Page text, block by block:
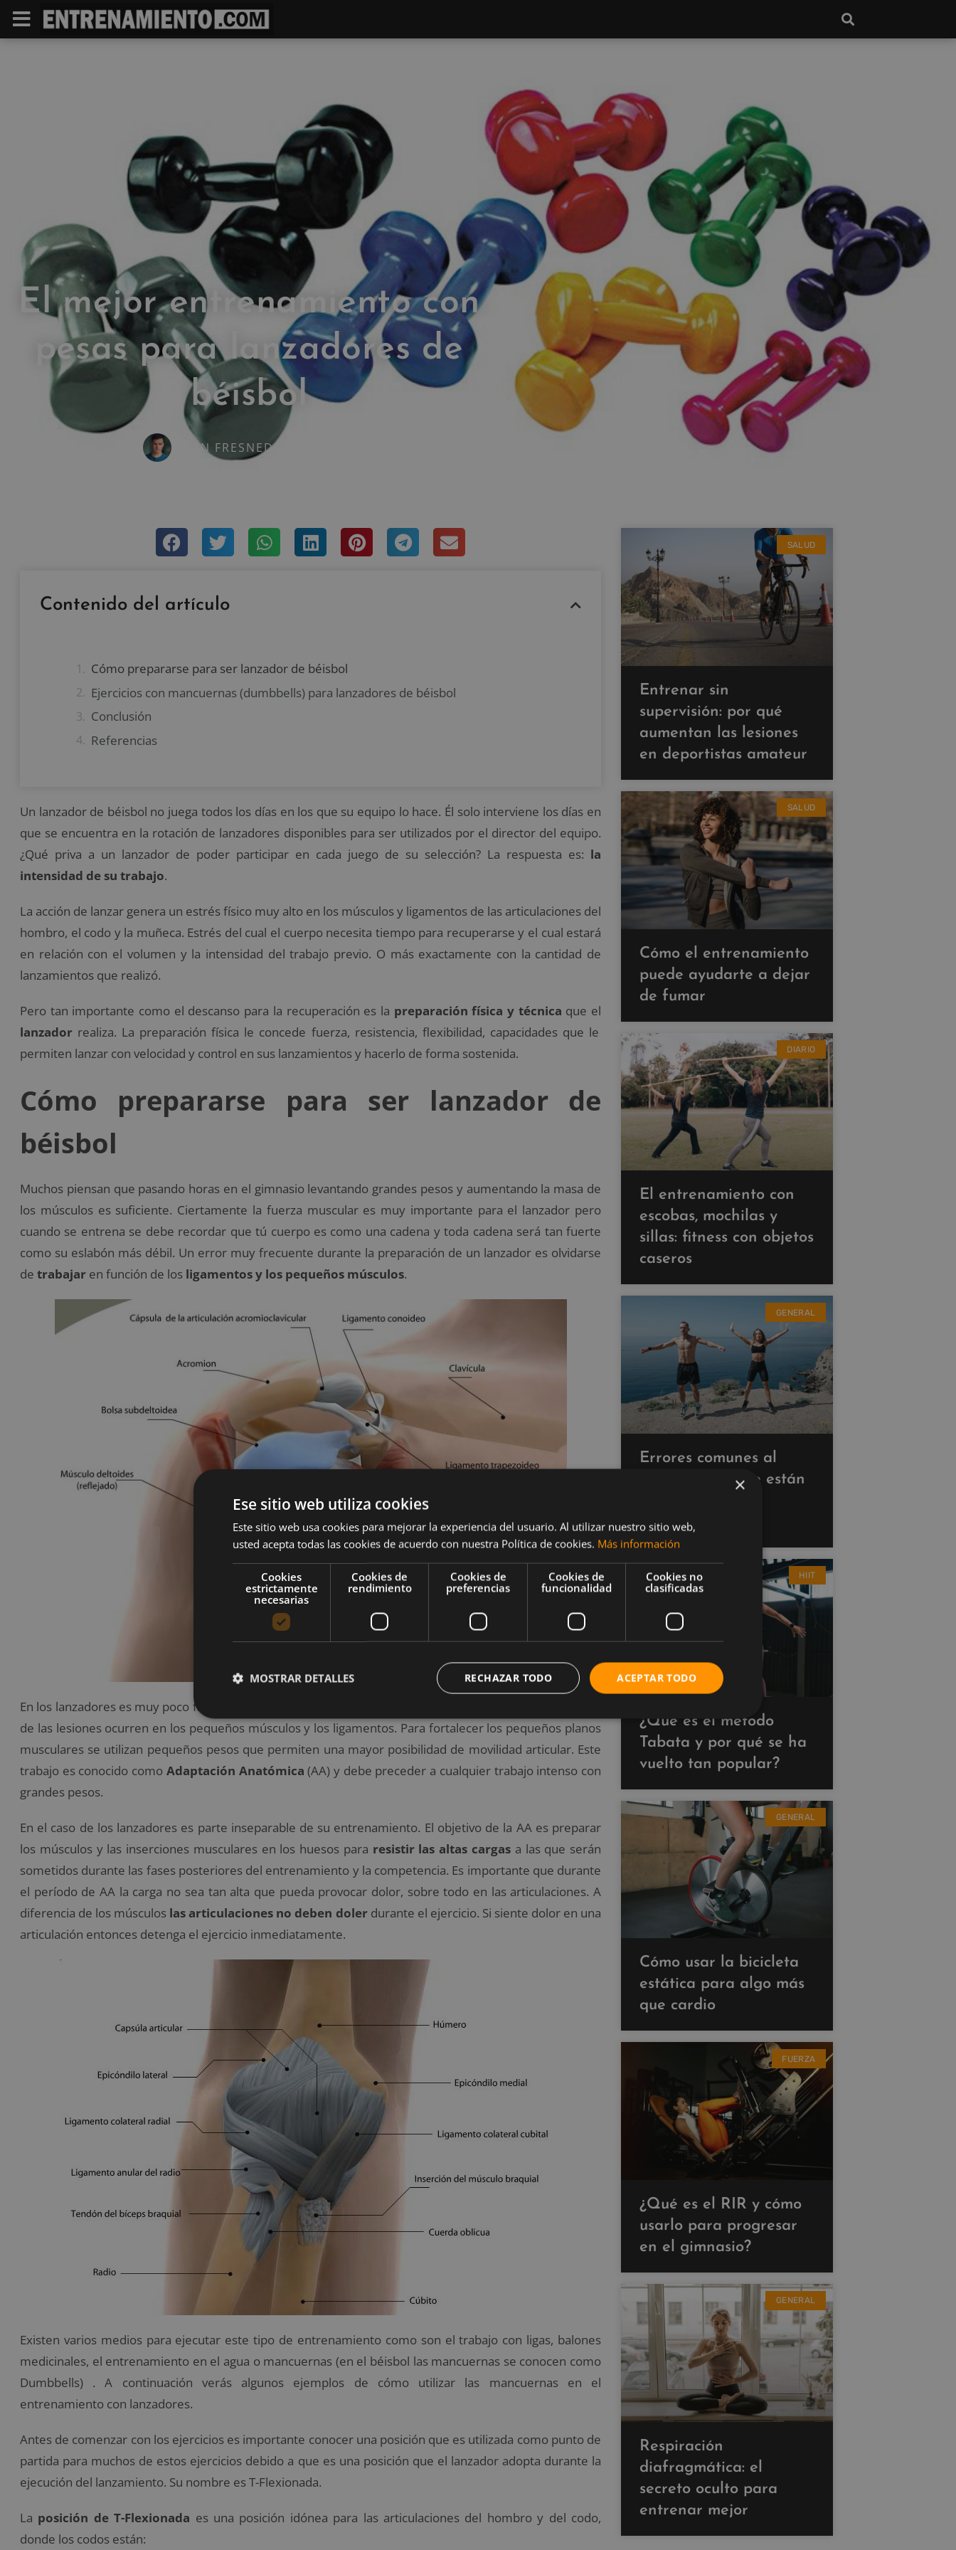
El mejor entrenamiento con
pesas para lanzadores de
béisbol
IVAN FRESNEDA CARRASCO
Contenido del artículo
Cómo prepararse para ser lanzador de béisbol
Ejercicios con mancuernas (dumbbells) para lanzadores de béisbol
Conclusión
Referencias
Un lanzador de béisbol no juega todos los días en los que su equipo lo hace. Él solo interviene los días en
que se encuentra en la rotación de lanzadores disponibles para ser utilizados por el director del equipo.
¿Qué priva a un lanzador de poder participar en cada juego de su selección? La respuesta es: la
intensidad de su trabajo.
La acción de lanzar genera un estrés físico muy alto en los músculos y ligamentos de las articulaciones del
hombro, el codo y la muñeca. Estrés del cual el cuerpo necesita tiempo para recuperarse y el cual estará
en relación con el volumen y la intensidad del trabajo previo. O más exactamente con la cantidad de
lanzamientos que realizó.
Pero tan importante como el descanso para la recuperación es la preparación física y técnica que el
lanzador realiza. La preparación física le concede fuerza, resistencia, flexibilidad, capacidades que le
permiten lanzar con velocidad y control en sus lanzamientos y hacerlo de forma sostenida.
Cómo prepararse para ser lanzador de
béisbol
Muchos piensan que pasando horas en el gimnasio levantando grandes pesos y aumentando la masa de
los músculos es suficiente. Ciertamente la fuerza muscular es muy importante para el lanzador pero
cuando se entrena se debe recordar que tú cuerpo es como una cadena y toda cadena será tan fuerte
como su eslabón más débil. Un error muy frecuente durante la preparación de un lanzador es olvidarse
de trabajar en función de los ligamentos y los pequeños músculos.
En los lanzadores es muy poco frecuente encontrarse lesiones en los grandes músculos. La gran mayoría
de las lesiones ocurren en los pequeños músculos y los ligamentos. Para fortalecer los pequeños planos
musculares se utilizan pequeños pesos que permiten una mayor posibilidad de movilidad articular. Este
trabajo es conocido como Adaptación Anatómica (AA) y debe preceder a cualquier trabajo intenso con
grandes pesos.
En el caso de los lanzadores es parte inseparable de su entrenamiento. El objetivo de la AA es preparar
los músculos y las inserciones musculares en los huesos para resistir las altas cargas a las que serán
sometidos durante las fases posteriores del entrenamiento y la competencia. Es importante que durante
el período de AA la carga no sea tan alta que pueda provocar dolor, sobre todo en las articulaciones. A
diferencia de los músculos las articulaciones no deben dolerdurante el ejercicio. Si siente dolor en una
articulación entonces detenga el ejercicio inmediatamente.
Existen varios medios para ejecutar este tipo de entrenamiento como son el trabajo con ligas, balones
medicinales, el entrenamiento en el agua o mancuernas (en el béisbol las mancuernas se conocen como
Dumbbells) . A continuación verás algunos ejemplos de cómo utilizar las mancuernas en el
entrenamiento con lanzadores.
Antes de comenzar con los ejercicios es importante conocer una posición que es utilizada como punto de
partida para muchos de estos ejercicios debido a que es una posición que el lanzador adopta durante la
ejecución del lanzamiento. Su nombre es T-Flexionada.
La posición de T-Flexionada es una posición idónea para las articulaciones del hombro y del codo,
donde los codos están:
SALUD
Entrenar sin
supervisión: por qué
aumentan las lesiones
en deportistas amateur
SALUD
Cómo el entrenamiento
puede ayudarte a dejar
de fumar
DIARIO
El entrenamiento con
escobas, mochilas y
sillas: fitness con objetos
caseros
GENERAL
Errores comunes al
hacer cardio que están
resultados
HIIT
¿Qué es el método
Tabata y por qué se ha
vuelto tan popular?
GENERAL
Cómo usar la bicicleta
estática para algo más
que cardio
FUERZA
¿Qué es el RIR y cómo
usarlo para progresar
en el gimnasio?
GENERAL
Respiración
diafragmática: el
secreto oculto para
entrenar mejor
×
Ese sitio web utiliza cookies
Este sitio web usa cookies para mejorar la experiencia del usuario. Al utilizar nuestro sitio web,
usted acepta todas las cookies de acuerdo con nuestra Política de cookies. Más información
Cookies
estrictamente
necesarias
Cookies de
rendimiento
Cookies de
preferencias
Cookies de
funcionalidad
Cookies no
clasificadas
ACEPTAR TODO
RECHAZAR TODO
MOSTRAR DETALLES